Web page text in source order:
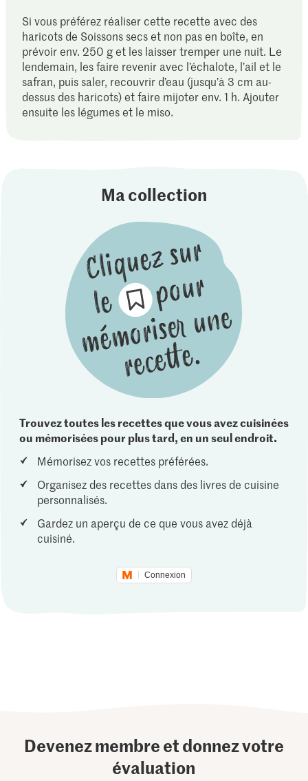
Si vous préférez réaliser cette recette avec des
haricots de Soissons secs et non pas en boîte, en
prévoir env. 250 g et les laisser tremper une nuit. Le
lendemain, les faire revenir avec l’échalote, l’ail et le
safran, puis saler, recouvrir d’eau (jusqu’à 3 cm au-
dessus des haricots) et faire mijoter env. 1 h. Ajouter
ensuite les légumes et le miso.
Ma collection
Trouvez toutes les recettes que vous avez cuisinées
ou mémorisées pour plus tard, en un seul endroit.
Mémorisez vos recettes préférées.
Organisez des recettes dans des livres de cuisine
personnalisés.
Gardez un aperçu de ce que vous avez déjà
cuisiné.
Connexion
Devenez membre et donnez votre
évaluation